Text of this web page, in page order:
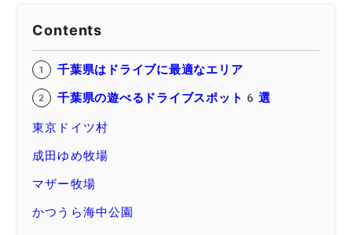
Contents
千葉県はドライブに最適なエリア
千葉県の遊べるドライブスポット6選
東京ドイツ村
成田ゆめ牧場
マザー牧場
かつうら海中公園